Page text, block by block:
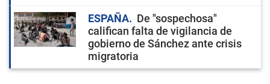
ESPAÑA
De "sospechosa"
califican falta de vigilancia de
gobierno de Sánchez ante crisis
migratoria